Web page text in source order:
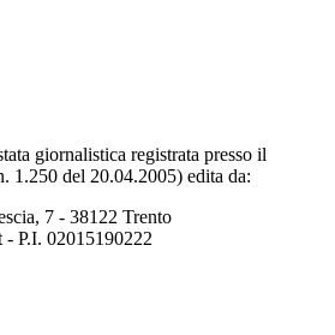
giornalistica registrata presso il
1.250 del 20.04.2005) edita da:
7 - 38122 Trento
- P.I. 02015190222